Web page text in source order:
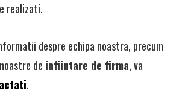
realizati.
despre echipa noastra, precum
de infiintare de firma, va
.